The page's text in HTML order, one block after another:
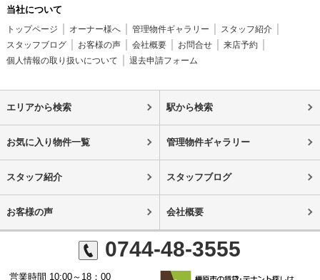
当社について
トップページ オーナー様へ 管理物件ギャラリー
スタッフ紹介
スタッフブログ
お客様の声 会社概要 お問合せ
来店予約
個人情報の取り扱いについて
退去申請フォーム
エリアから検索 駅から検索
お気に入り物件一覧 管理物件ギャラリー
スタッフ紹介 スタッフブログ
お客様の声 会社概要
0744-48-3555
営業時間 10:00～18：00